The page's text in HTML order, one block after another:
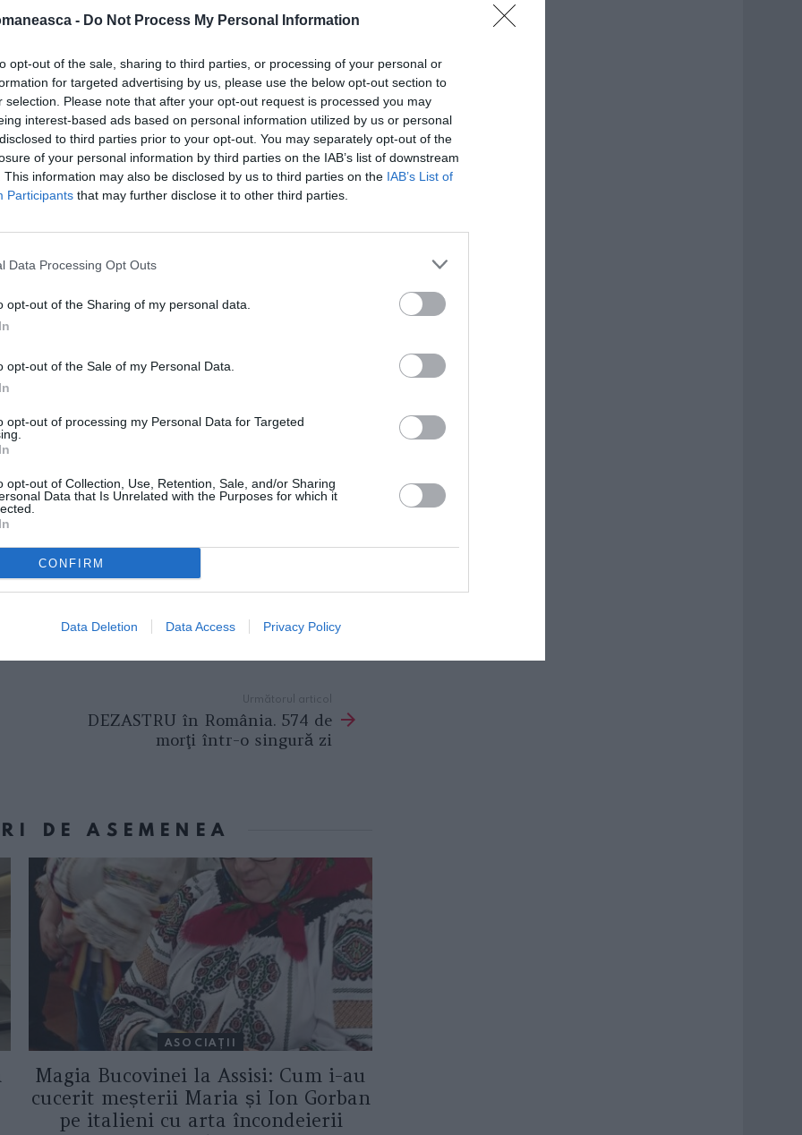
- Do Not Process My Personal Information
opt-out of the sale, sharing to third parties, or processing of your personal or
for targeted advertising by us, please use the below opt-out section to
selection. Please note that after your opt-out request is processed you may
interest-based ads based on personal information utilized by us or personal
to third parties prior to your opt-out. You may separately opt-out of the
of your personal information by third parties on the IAB’s list of downstream
This information may also be disclosed by us to third parties on the IAB’s List of
Participants that may further disclose it to other third parties.
Data Processing Opt Outs
opt-out of the Sharing of my personal data.
opt-out of the Sale of my Personal Data.
opt-out of processing my Personal Data for Targeted
opt-out of Collection, Use, Retention, Sale, and/or Sharing
Data that Is Unrelated with the Purposes for which it
CONFIRM
Data Deletion Data Access Privacy Policy
în aplicare.
cu ambele doze!
pungi din plastic, peste care a pus apoi
după ce italianul i-a mărturisit iubitei lui
„În casa noastră este un cadavru!”
della Sera.
legii au sechestrat casa și au dispus
ale bărbatului.
Următorul articol
DEZASTRU în România. 574 de
morţi într-o singură zi
DE ASEMENEA
ASOCIAŢII
Magia Bucovinei la Assisi: Cum i-au
cucerit meșterii Maria și Ion Gorban
pe italieni cu arta încondeierii